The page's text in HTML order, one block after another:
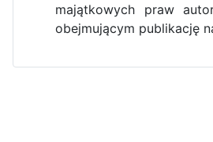
majątkowych praw
obejmującym publikację